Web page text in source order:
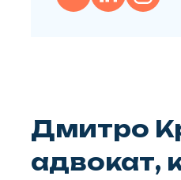
Дмитро
адвокат,